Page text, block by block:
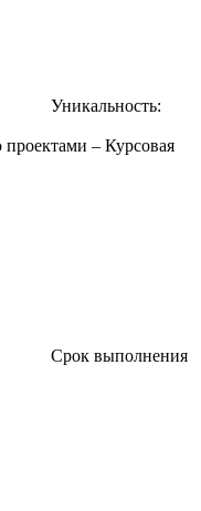
Уникальность:
– Курсовая
Срок выполнения